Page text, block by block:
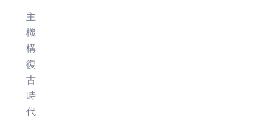
主
機
構
復
古
時
代